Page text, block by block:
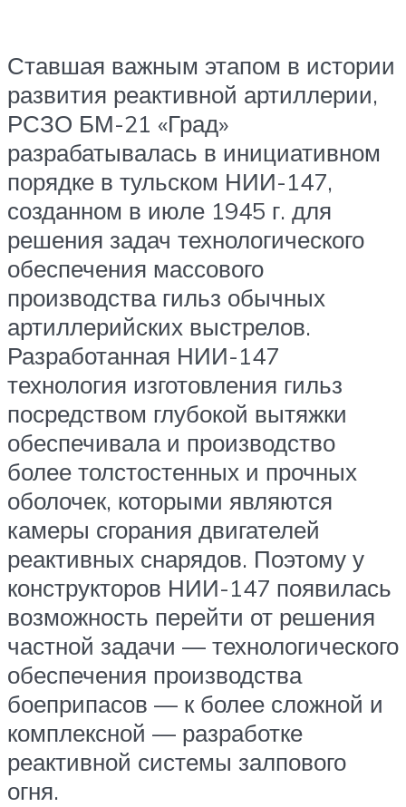
Ставшая важным этапом в истории
развития реактивной артиллерии,
РСЗО БМ-21 «Град»
разрабатывалась в инициативном
порядке в тульском НИИ-147,
созданном в июле 1945 г. для
решения задач технологического
обеспечения массового
производства гильз обычных
артиллерийских выстрелов.
Разработанная НИИ-147
технология изготовления гильз
посредством глубокой вытяжки
обеспечивала и производство
более толстостенных и прочных
оболочек, которыми являются
камеры сгорания двигателей
реактивных снарядов. Поэтому у
конструкторов НИИ-147 появилась
возможность перейти от решения
частной задачи — технологического
обеспечения производства
боеприпасов — к более сложной и
комплексной — разработке
реактивной системы залпового
огня.